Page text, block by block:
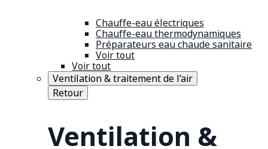
Chauffe-eau électriques
Chauffe-eau thermodynamiques
Préparateurs eau chaude sanitaire
Voir tout
Voir tout
Ventilation & traitement de l’air
Retour
Ventilation &